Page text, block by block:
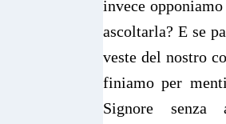
invece
ascoltarla? E se
veste del nostro
finiamo per
Signore senza